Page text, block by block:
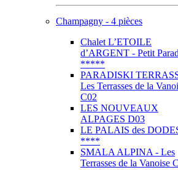
Champagny - 4 pièces
Chalet L’ETOILE
d’ARGENT - Petit
*****
PARADISKI
Les Terrasses de la
C02
LES NOUVEAUX
ALPAGES D03
LE PALAIS des
****
SMALA ALPINA - Les
Terrasses de la Vanoise